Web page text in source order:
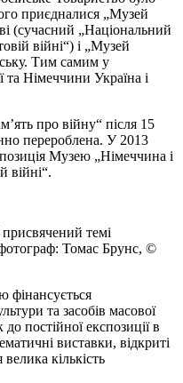
приєдналися „Музей
(сучасний „Національний
війні“) і „Музей
Тим самим у
та Німеччини Україна і
про війну“ після 15
перероблена. У 2013
Музею „Німеччина і
війні“.
присвячений темі
Томас Брунс, ©
фінансується
та засобів масової
постійної експозиції в
виставки, відкриті
кількість